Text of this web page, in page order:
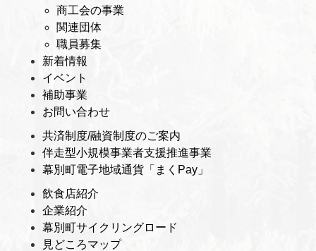
商工会の事業
関連団体
職員募集
新着情報
イベント
補助事業
お問い合わせ
共済制度/融資制度のご案内
伴走型小規模事業者支援推進事業
幕別町電子地域通貨「まくPay」
飲食店紹介
企業紹介
幕別町サイクリングロード
見どころマップ